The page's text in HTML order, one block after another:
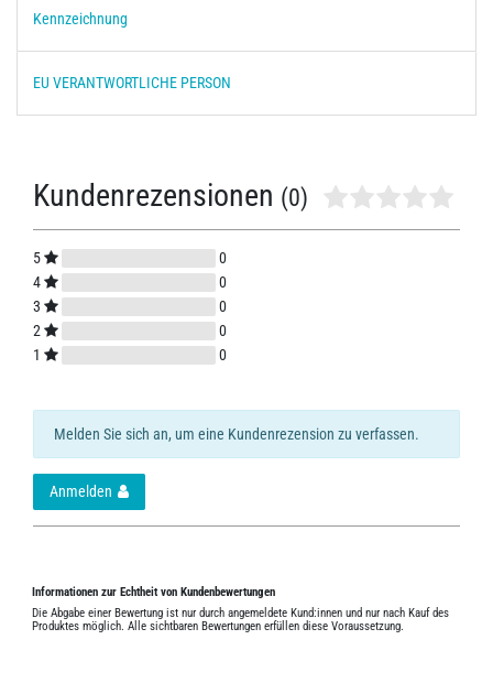
Kennzeichnung
EU VERANTWORTLICHE PERSON
Kundenrezensionen (0)
5
0
4
0
3
0
2
0
1
0
Melden Sie sich an, um eine Kundenrezension zu verfassen.
Anmelden
Informationen zur Echtheit von Kundenbewertungen
Die Abgabe einer Bewertung ist nur durch angemeldete Kund:innen und nur nach Kauf des
Produktes möglich. Alle sichtbaren Bewertungen erfüllen diese Voraussetzung.